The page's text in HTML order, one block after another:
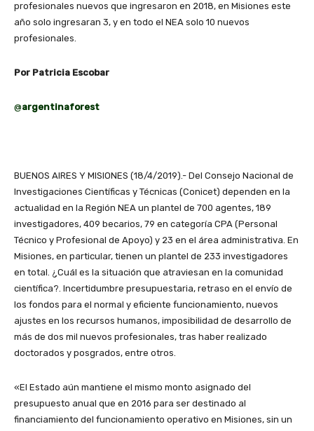
profesionales nuevos que ingresaron en 2018, en Misiones este
año solo ingresaran 3, y en todo el NEA solo 10 nuevos
profesionales.
Por Patricia Escobar
@argentinaforest
BUENOS AIRES Y MISIONES (18/4/2019).- Del Consejo Nacional de
Investigaciones Científicas y Técnicas (Conicet) dependen en la
actualidad en la Región NEA un plantel de 700 agentes, 189
investigadores, 409 becarios, 79 en categoría CPA (Personal
Técnico y Profesional de Apoyo) y 23 en el área administrativa. En
Misiones, en particular, tienen un plantel de 233 investigadores
en total. ¿Cuál es la situación que atraviesan en la comunidad
científica?. Incertidumbre presupuestaria, retraso en el envío de
los fondos para el normal y eficiente funcionamiento, nuevos
ajustes en los recursos humanos, imposibilidad de desarrollo de
más de dos mil nuevos profesionales, tras haber realizado
doctorados y posgrados, entre otros.
«El Estado aún mantiene el mismo monto asignado del
presupuesto anual que en 2016 para ser destinado al
financiamiento del funcionamiento operativo en Misiones, sin un